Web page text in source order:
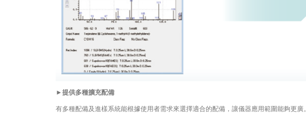
►提供多種擴充配備
有多種配備及進樣系統能根據使用者需求來選擇適合的配備，讓儀器應用範圍能夠更廣